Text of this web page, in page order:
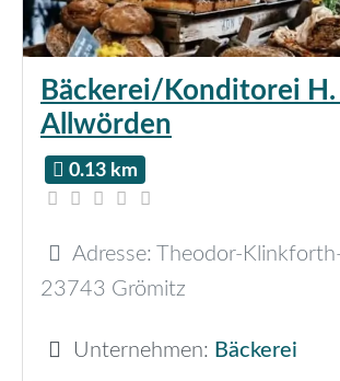
Bäckerei/Konditorei H.
Allwörden
0.13 km
Adresse: Theodor-
23743 Grömitz
Unternehmen: Bäckerei